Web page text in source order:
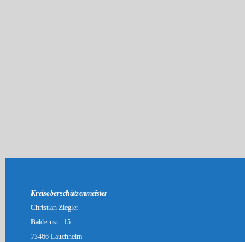
Kreisoberschützenmeister
Christian Ziegler
Baldernstr. 15
73466 Lauchheim